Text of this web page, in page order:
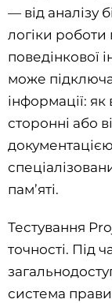
— від аналізу
логіки
поведінкової
може
інформації:
сторонні або
пам’яті.
Тестування
точності. Під
система